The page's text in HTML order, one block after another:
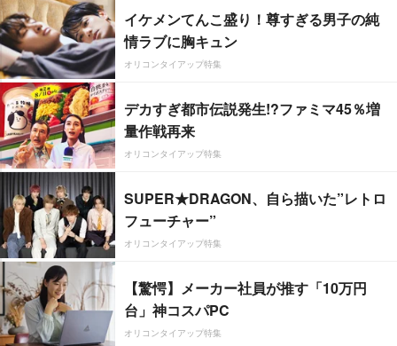
イケメンてんこ盛り！尊すぎる男子の純
情ラブに胸キュン
オリコンタイアップ特集
デカすぎ都市伝説発生!?ファミマ45％増
量作戦再来
オリコンタイアップ特集
SUPER★DRAGON、自ら描いた”レトロ
フューチャー”
オリコンタイアップ特集
【驚愕】メーカー社員が推す「10万円
台」神コスパPC
オリコンタイアップ特集